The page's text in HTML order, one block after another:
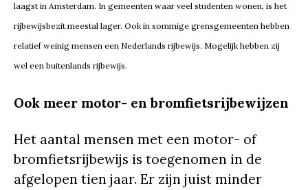
laagst in Amsterdam. In gemeenten waar veel studenten wonen, is het
rijbewijsbezit meestal lager. Ook in sommige grensgemeenten hebben
relatief weinig mensen een Nederlands rijbewijs. Mogelijk hebben zij
wel een buitenlands rijbewijs.
Ook meer motor- en bromfietsrijbewijzen
Het aantal mensen met een motor- of
bromfietsrijbewijs is toegenomen in de
afgelopen tien jaar. Er zijn juist minder